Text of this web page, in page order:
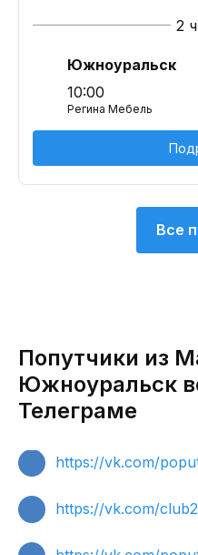
2
Южноуральск
10:00
Регина Мебель
Все
Попутчики из
Южноуральск
Телеграме
https://vk.com/
https://vk.com/